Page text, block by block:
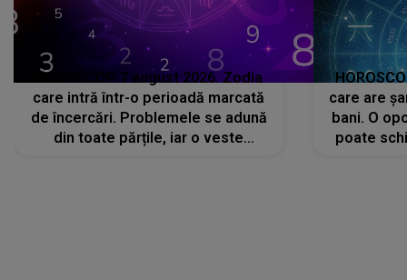
HOROSCOP 7 august 2026. Zodia
care intră într-o perioadă marcată
de încercări. Problemele se adună
din toate părțile, iar o veste
care are
bani. O
poate